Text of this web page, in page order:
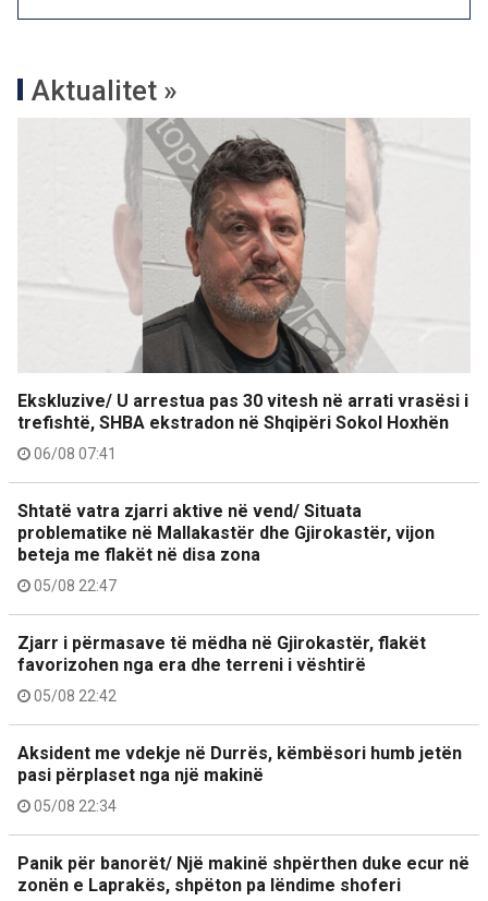
Aktualitet »
Ekskluzive/ U arrestua pas 30 vitesh në arrati vrasësi i
trefishtë, SHBA ekstradon në Shqipëri Sokol Hoxhën
06/08 07:41
Shtatë vatra zjarri aktive në vend/ Situata
problematike në Mallakastër dhe Gjirokastër, vijon
beteja me flakët në disa zona
05/08 22:47
Zjarr i përmasave të mëdha në Gjirokastër, flakët
favorizohen nga era dhe terreni i vështirë
05/08 22:42
Aksident me vdekje në Durrës, këmbësori humb jetën
pasi përplaset nga një makinë
05/08 22:34
Panik për banorët/ Një makinë shpërthen duke ecur në
zonën e Laprakës, shpëton pa lëndime shoferi